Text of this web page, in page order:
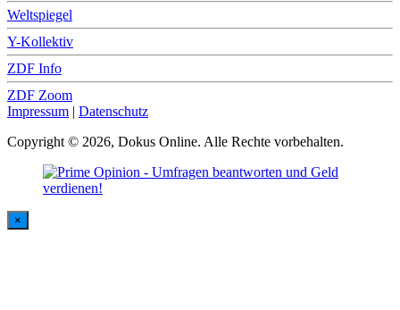
Weltspiegel
Y-Kollektiv
ZDF Info
ZDF Zoom
Impressum | Datenschutz
Copyright © 2026, Dokus Online. Alle Rechte vorbehalten.
×